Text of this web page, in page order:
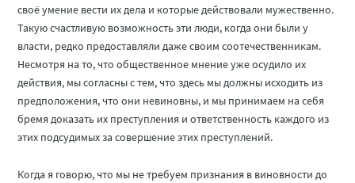
своё умение вести их дела и которые действовали мужественно.
Такую счастливую возможность эти люди, когда они были у
власти, редко предоставляли даже своим соотечественникам.
Несмотря на то, что общественное мнение уже осудило их
действия, мы согласны с тем, что здесь мы должны исходить из
предположения, что они невиновны, и мы принимаем на себя
бремя доказать их преступления и ответственность каждого из
этих подсудимых за совершение этих преступлений.
Когда я говорю, что мы не требуем признания в виновности до